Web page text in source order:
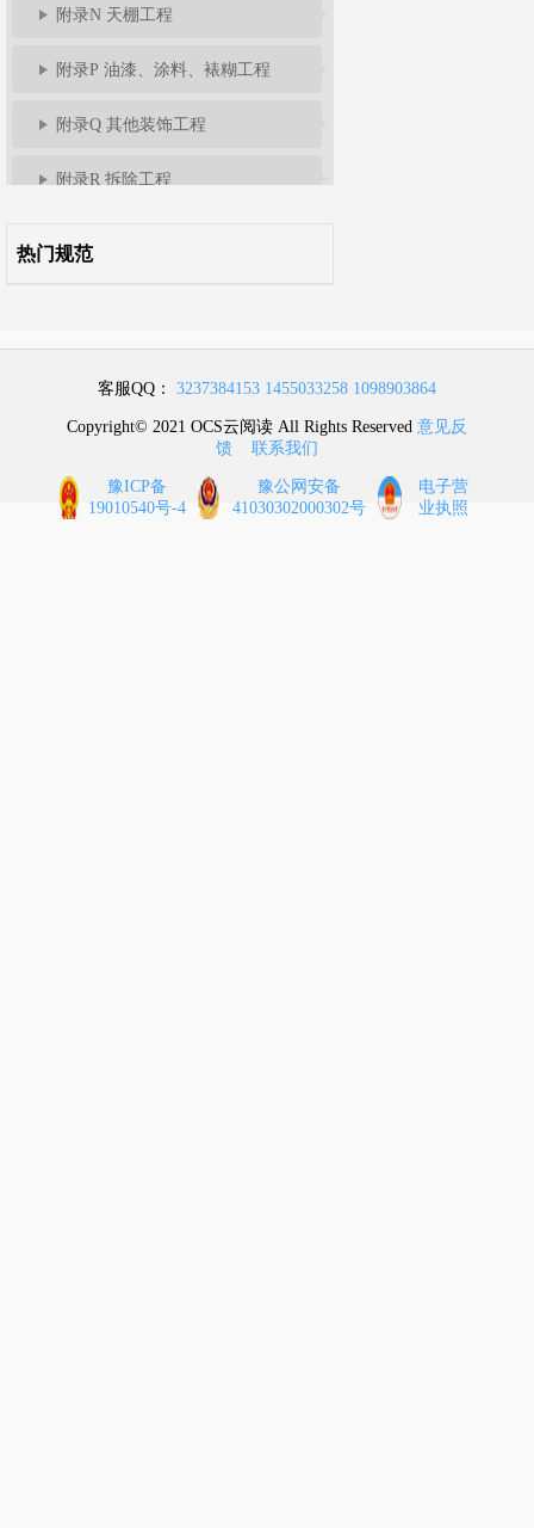
附录N 天棚工程
附录P 油漆、涂料、裱糊工程
附录Q 其他装饰工程
附录R 拆除工程
条文说明
热门规范
客服QQ： 3237384153 1455033258 1098903864
Copyright© 2021 OCS云阅读 All Rights Reserved 意见反
馈
联系我们
豫ICP备
19010540号-4
豫公网安备
41030302000302号
电子营
业执照